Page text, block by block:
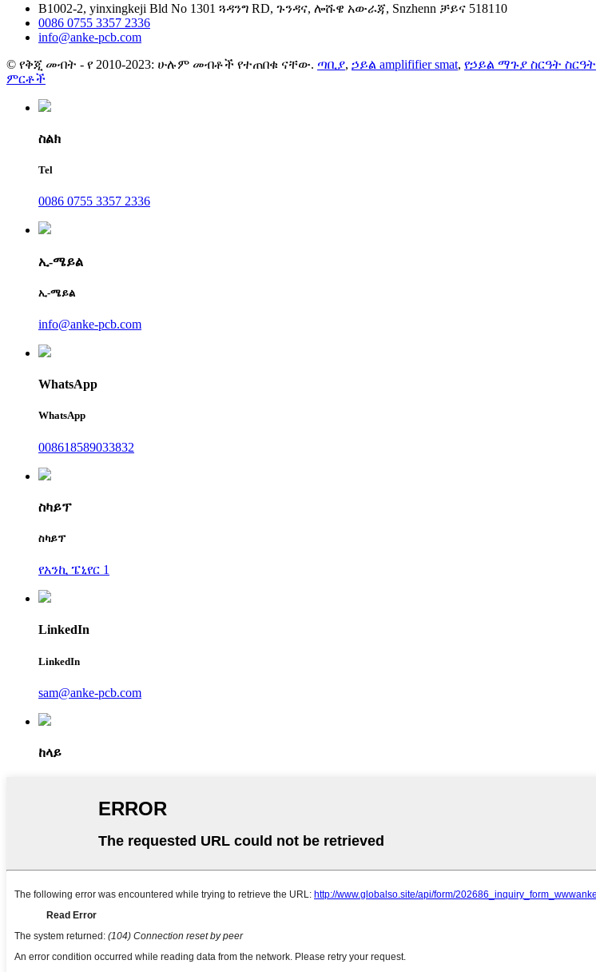
B1002-2, yinxingkeji Bld No 1301 ጓዳንግ RD, ጉንዳና, ሎሹዌ አውራጃ, Snzhenn ቻይና 518110
0086 0755 3357 2336
info@anke-pcb.com
© የቅጂ መብት - የ 2010-2023: ሁሉም መብቶች የተጠበቁ ናቸው. ጣቢያ, ኃይል amplififier smat, የኃይል ማጉያ ስርዓት ስርዓት
ምርቶች
ስልክ
Tel
0086 0755 3357 2336
ኢ-ሜይል
ኢ-ሜይል
info@anke-pcb.com
WhatsApp
WhatsApp
008618589033832
ስካይፕ
ስካይፕ
የአንኪ ፔኒየር 1
LinkedIn
LinkedIn
sam@anke-pcb.com
ከላይ